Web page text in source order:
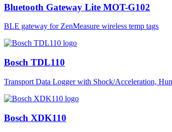
Bluetooth Gateway Lite MOT-G102
BLE gateway for ZenMeasure wireless temp tags
Bosch TDL110
Transport Data Logger with Shock/Acceleration,
Bosch XDK110